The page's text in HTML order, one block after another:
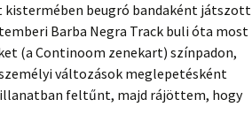
kistermében beugró bandaként játszott
Barba Negra Track buli óta most
(a Continoom zenekart) színpadon,
változások meglepetésként
feltűnt, majd rájöttem, hogy
koncert a Dürer Kertben